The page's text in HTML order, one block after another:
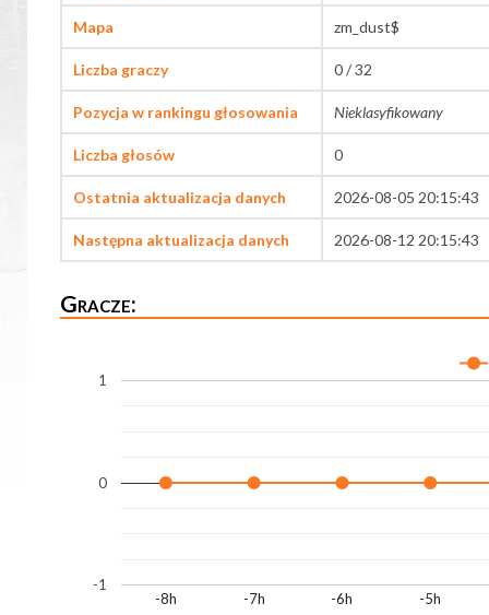
Mapa zm_dust$
Liczba graczy 0 / 32
Pozycja w rankingu głosowania Nieklasyfikowany
Liczba głosów 0
Ostatnia aktualizacja danych 2026-08-05 20:15:43
Następna aktualizacja danych 2026-08-12 20:15:43
Gracze:
-8h -7h -6h -5h
-1
0
1